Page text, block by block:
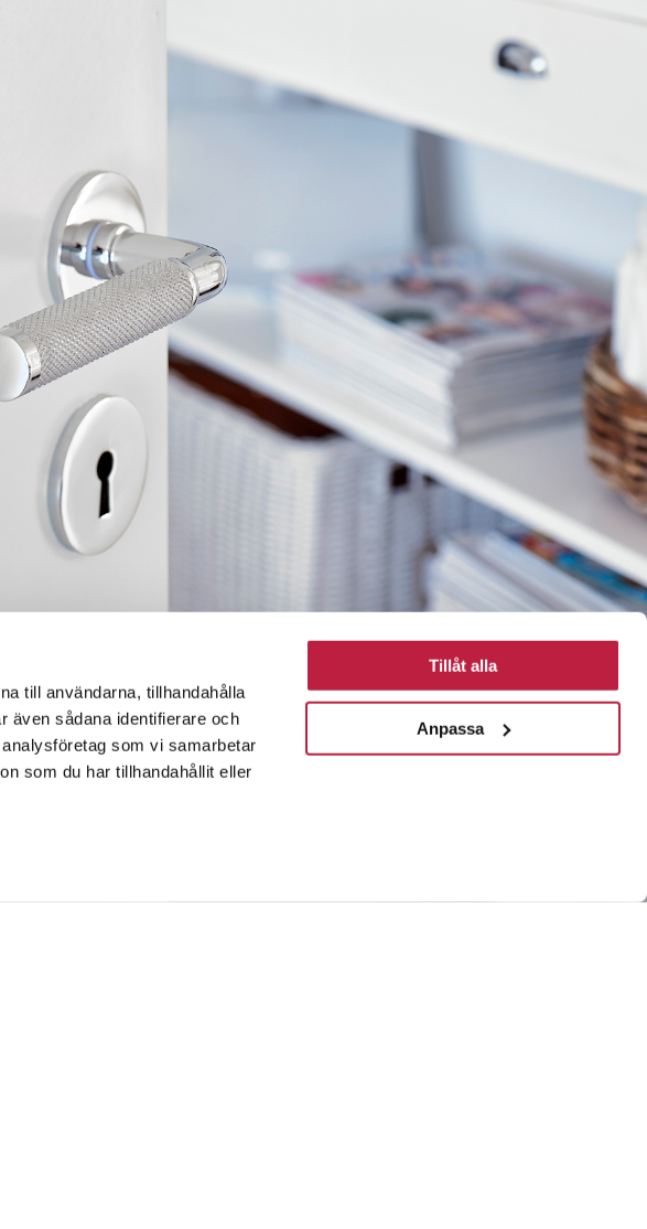
till användarna, tillhandahålla
även sådana identifierare och
som vi samarbetar
som du har tillhandahållit eller
Tillåt alla
Anpassa